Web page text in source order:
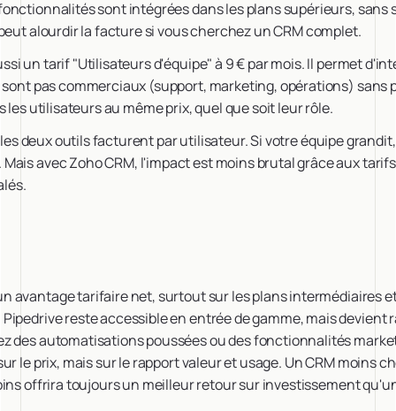
sont intégrées dans les plans supérieurs, sans
alourdir la facture si vous cherchez un CRM complet.
un tarif "Utilisateurs d'équipe" à 9 € par mois. Il permet
pas commerciaux (support, marketing, opérations) sans
utilisateurs au même prix, quel que soit leur rôle.
deux outils facturent par utilisateur. Si votre équipe
avec Zoho CRM, l'impact est moins brutal grâce aux
avantage tarifaire net, surtout sur les plans intermédiaires
reste accessible en entrée de gamme, mais devient
des automatisations poussées ou des fonctionnalités
le prix, mais sur le rapport valeur et usage. Un CRM moins
offrira toujours un meilleur retour sur investissement